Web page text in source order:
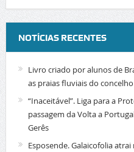
NOTÍCIAS RECENTES
Livro criado por alunos de
as praias fluviais do concelho
“Inaceitável”. Liga para a
passagem da Volta a
Gerês
Esposende. Galaicofolia